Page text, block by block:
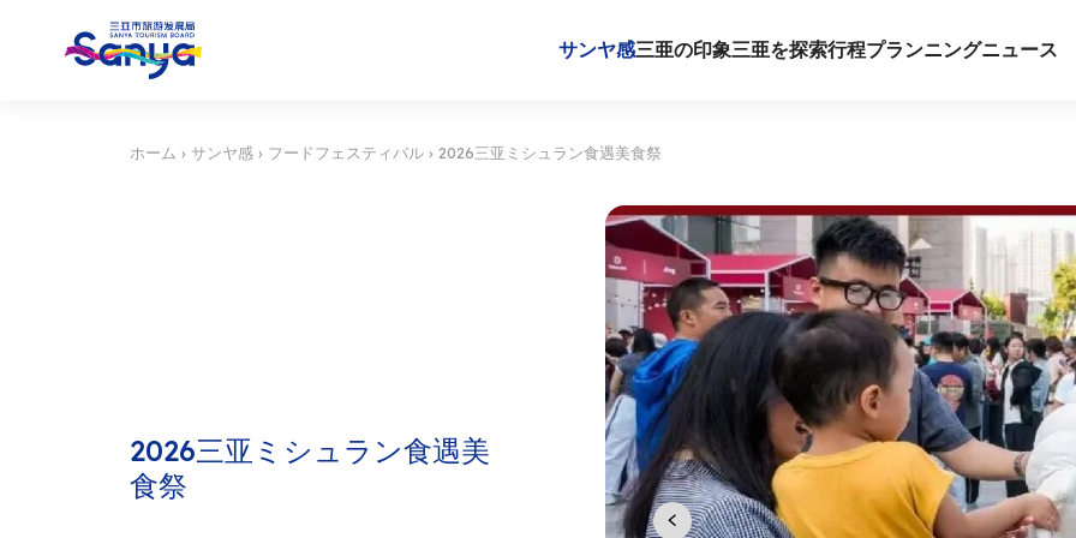
サンヤ感三亜の印象三亜を探索行程プランニングニュース
ホーム › サンヤ感› フードフェスティバル› 2026三亚ミシュラン食遇美食祭
2026三亚ミシュラン食遇美
食祭